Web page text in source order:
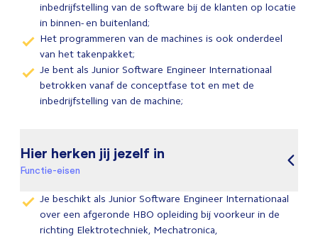
inbedrijfstelling van de software bij de klanten op locatie
in binnen- en buitenland;
Het programmeren van de machines is ook onderdeel
van het takenpakket;
Je bent als Junior Software Engineer Internationaal
betrokken vanaf de conceptfase tot en met de
inbedrijfstelling van de machine;
Hier herken jij jezelf in
Functie-eisen
Je beschikt als Junior Software Engineer Internationaal
over een afgeronde HBO opleiding bij voorkeur in de
richting Elektrotechniek, Mechatronica,